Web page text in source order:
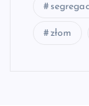
złom